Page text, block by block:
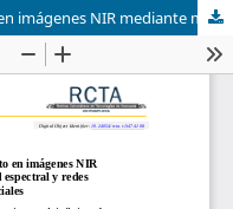
Identificación de asbesto-cemento en imágenes NIR mediante métodos de similitud espectral y redes neuronales artificiales